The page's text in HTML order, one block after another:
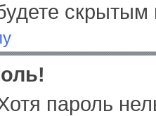
скрытым
пароль